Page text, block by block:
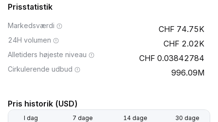
Prisstatistik
Markedsværdi 74.75K
24H volumen 2.02K
Alletiders højeste niveau 0.03842784
Cirkulerende udbud 996.09M
Pris historik (USD)
I dag 7 dage 14 dage 30 dage